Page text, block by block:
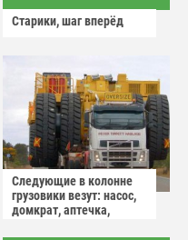
Старики, шаг вперёд
Следующие в колонне
грузовики везут: насос,
домкрат, аптечка,